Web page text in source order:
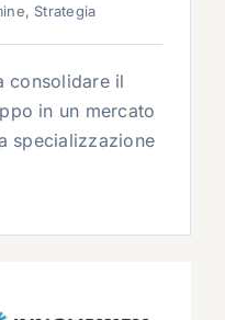
, Strategia
consolidare il
in un mercato
specializzazione